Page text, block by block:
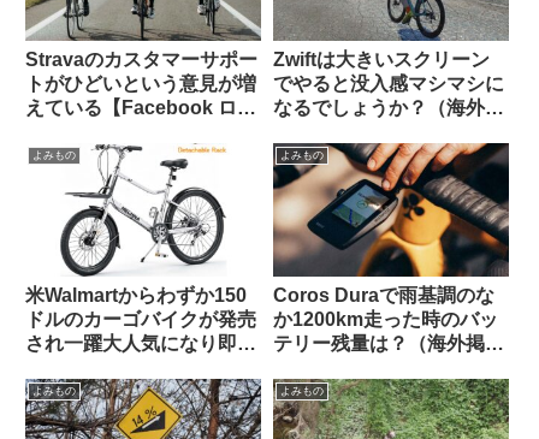
Stravaのカスタマーサポー
トがひどいという意見が増
えている【Facebook ログ
Zwiftは大きいスクリーン
でやると没入感マシマシに
なるでしょうか？（海外掲
よみもの
米Walmartからわずか150
ドルのカーゴバイクが発売
され一躍大人気になり即日
よみもの
Coros Duraで雨基調のな
か1200km走った時のバッ
テリー残量は？（海外掲示
よみもの よみもの